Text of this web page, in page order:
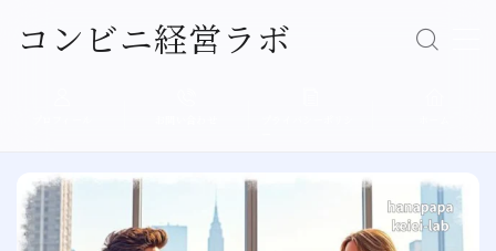
コンビニ経営ラボ
売上アップ
Follow Me